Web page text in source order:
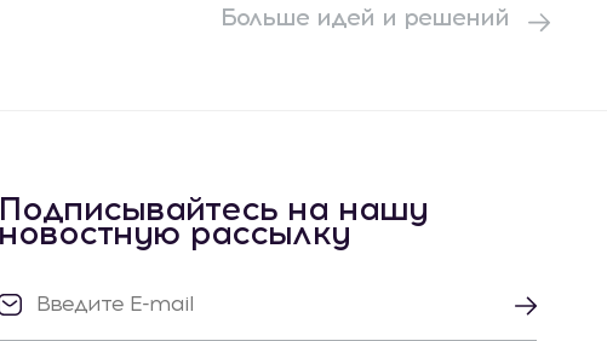
Больше идей и решений
Подписывайтесь на нашу
новостную рассылку